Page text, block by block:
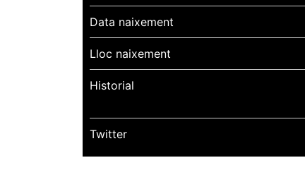
Data naixement
Lloc naixement
Historial
Twitter